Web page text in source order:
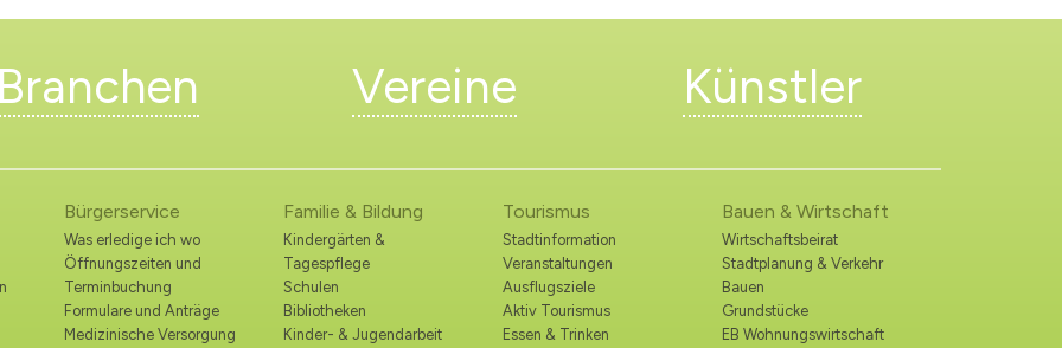
Branchen Vereine Künstler
Bürgerservice
Was erledige ich wo
Öffnungszeiten und
Terminbuchung
Formulare und Anträge
Medizinische Versorgung
Familie & Bildung
Kindergärten &
Tagespflege
Schulen
Bibliotheken
Kinder- & Jugendarbeit
Tourismus
Stadtinformation
Veranstaltungen
Ausflugsziele
Aktiv Tourismus
Essen & Trinken
Bauen & Wirtschaft
Wirtschaftsbeirat
Stadtplanung & Verkehr
Bauen
Grundstücke
EB Wohnungswirtschaft